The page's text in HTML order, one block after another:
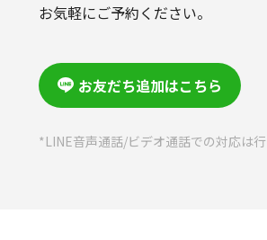
お気軽にご予約ください。
お友だち追加はこちら
*LINE音声通話/ビデオ通話での対応は行